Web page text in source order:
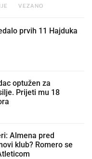
VEZANO
prvih 11 Hajduka
optužen za
Prijeti mu 18
Almena pred
klub? Romero se